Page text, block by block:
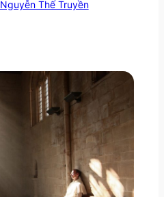
Nguyễn Thế Truyền